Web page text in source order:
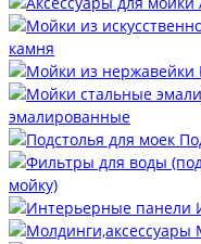
камня
эмалированные
мойку)